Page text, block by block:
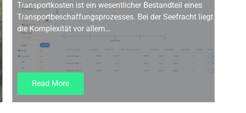
Transportkosten ist ein wesentlicher Bestandteil eines
Transportbeschaffungsprozesses. Bei der Seefracht liegt
die Komplexität vor allem…
Read More